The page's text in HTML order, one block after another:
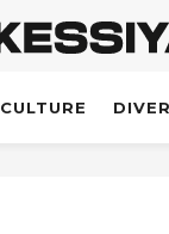
CULTURE